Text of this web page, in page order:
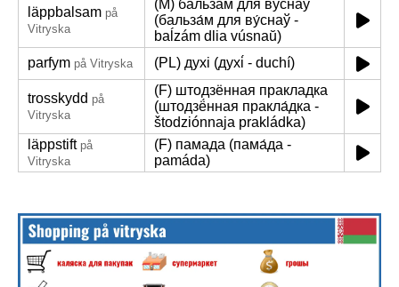
läppbalsam på
Vitryska
(M) бальзам для вуснаў
(бальза́м для ву́снаў -
baĺzám dlia vúsnaŭ)
parfym på Vitryska (PL) духі (духі́ - duchí)
trosskydd på
Vitryska
(F) штодзённая пракладка
(штодзё́нная пракла́дка -
štodziónnaja prakládka)
läppstift på
Vitryska
(F) памада (пама́да -
pamáda)